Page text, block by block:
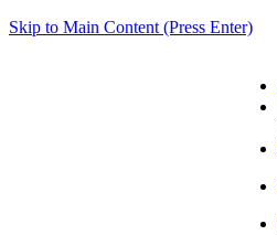
Skip to Main Content (Press Enter)